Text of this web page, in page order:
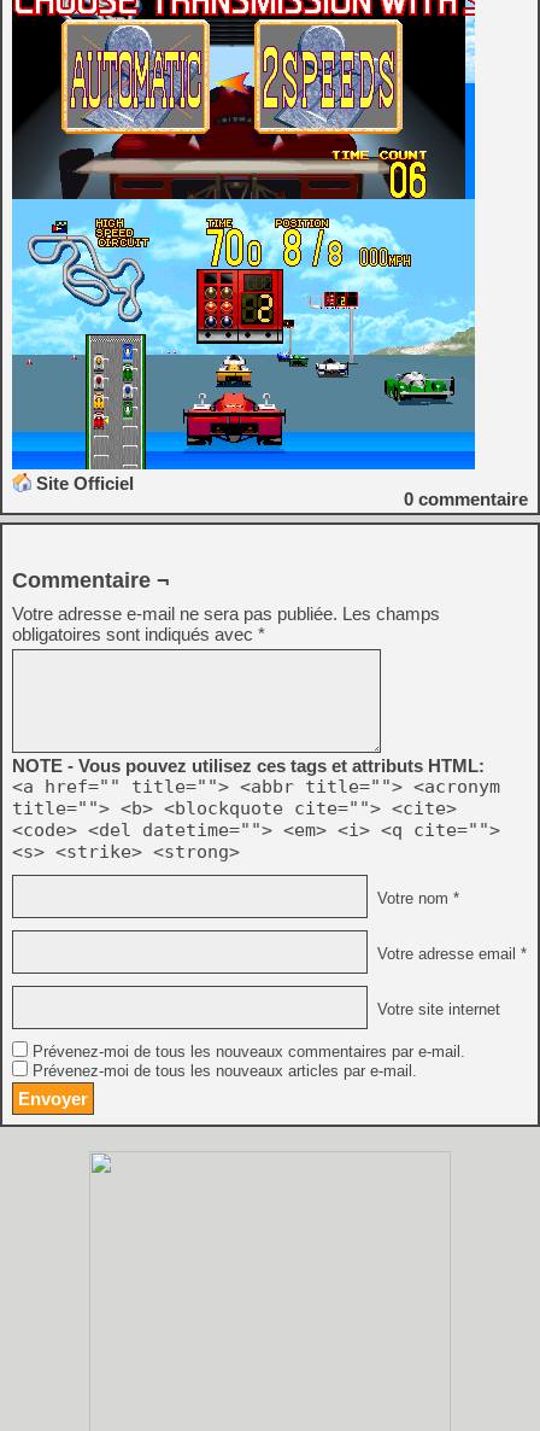
Site Officiel
0 commentaire
Commentaire ¬
Votre adresse e-mail ne sera pas publiée. Les champs
obligatoires sont indiqués avec *
NOTE - Vous pouvez utilisez ces tags et attributs HTML:
<a href="" title=""> <abbr title=""> <acronym
title=""> <b> <blockquote cite=""> <cite>
<code> <del datetime=""> <em> <i> <q cite="">
<s> <strike> <strong>
Votre nom *
Votre adresse email *
Votre site internet
Prévenez-moi de tous les nouveaux commentaires par e-mail.
Prévenez-moi de tous les nouveaux articles par e-mail.